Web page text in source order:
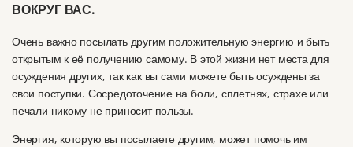
ВОКРУГ ВАС.
Очень важно посылать другим положительную энергию и быть
открытым к её получению самому. В этой жизни нет места для
осуждения других, так как вы сами можете быть осуждены за
свои поступки. Сосредоточение на боли, сплетнях, страхе или
печали никому не приносит пользы.
Энергия, которую вы посылаете другим, может помочь им